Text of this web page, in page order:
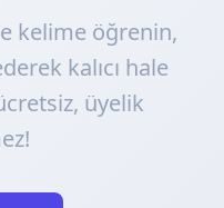
kelime öğrenin,
kalıcı hale
üyelik